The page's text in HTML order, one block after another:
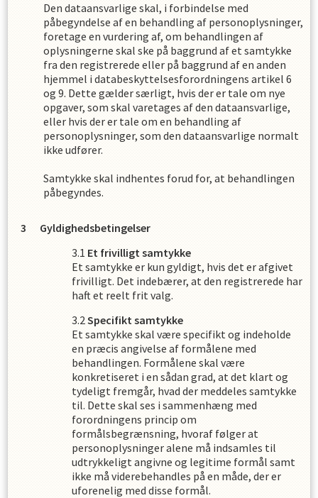
Den dataansvarlige skal, i forbindelse med
påbegyndelse af en behandling af personoplysninger,
foretage en vurdering af, om behandlingen af
oplysningerne skal ske på baggrund af et samtykke
fra den registrerede eller på baggrund af en anden
hjemmel i databeskyttelsesforordningens artikel 6
og 9. Dette gælder særligt, hvis der er tale om nye
opgaver, som skal varetages af den dataansvarlige,
eller hvis der er tale om en behandling af
personoplysninger, som den dataansvarlige normalt
ikke udfører.
Samtykke skal indhentes forud for, at behandlingen
påbegyndes.
Gyldighedsbetingelser
Et frivilligt samtykke
Et samtykke er kun gyldigt, hvis det er afgivet
frivilligt. Det indebærer, at den registrerede har
haft et reelt frit valg.
Specifikt samtykke
Et samtykke skal være specifikt og indeholde
en præcis angivelse af formålene med
behandlingen. Formålene skal være
konkretiseret i en sådan grad, at det klart og
tydeligt fremgår, hvad der meddeles samtykke
til. Dette skal ses i sammenhæng med
forordningens princip om
formålsbegrænsning, hvoraf følger at
personoplysninger alene må indsamles til
udtrykkeligt angivne og legitime formål samt
ikke må viderebehandles på en måde, der er
uforenelig med disse formål.